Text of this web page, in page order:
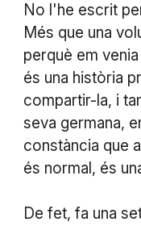
No l'he escrit
Més que una
perquè em
és una història
compartir-la, i
seva germana,
constància que
és normal, és
De fet, fa una